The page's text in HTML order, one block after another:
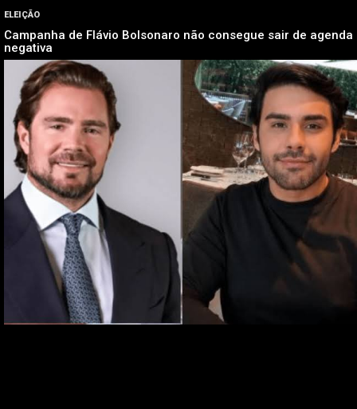
ELEIÇÃO
Campanha de Flávio Bolsonaro não consegue sair de agenda
negativa